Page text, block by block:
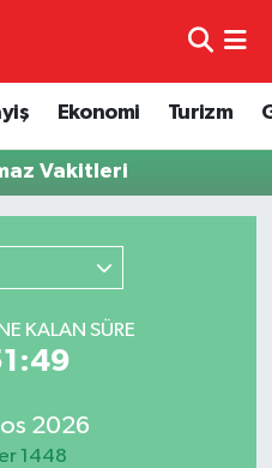
Ekonomi Turizm
Vakitleri
KALAN SÜRE
2026
1448
ve Fikstür